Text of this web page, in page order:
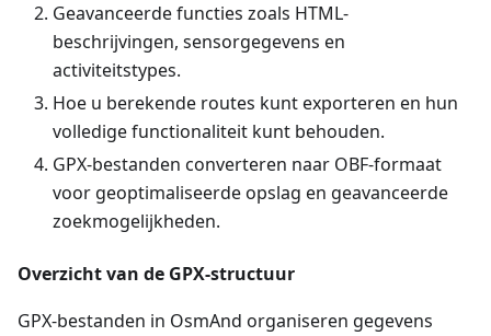
Geavanceerde functies zoals HTML-
beschrijvingen, sensorgegevens en
activiteitstypes.
Hoe u berekende routes kunt exporteren en hun
volledige functionaliteit kunt behouden.
GPX-bestanden converteren naar OBF-formaat
voor geoptimaliseerde opslag en geavanceerde
zoekmogelijkheden.
Overzicht van de GPX-structuur
GPX-bestanden in OsmAnd organiseren gegevens